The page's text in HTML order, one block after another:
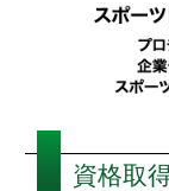
資格取